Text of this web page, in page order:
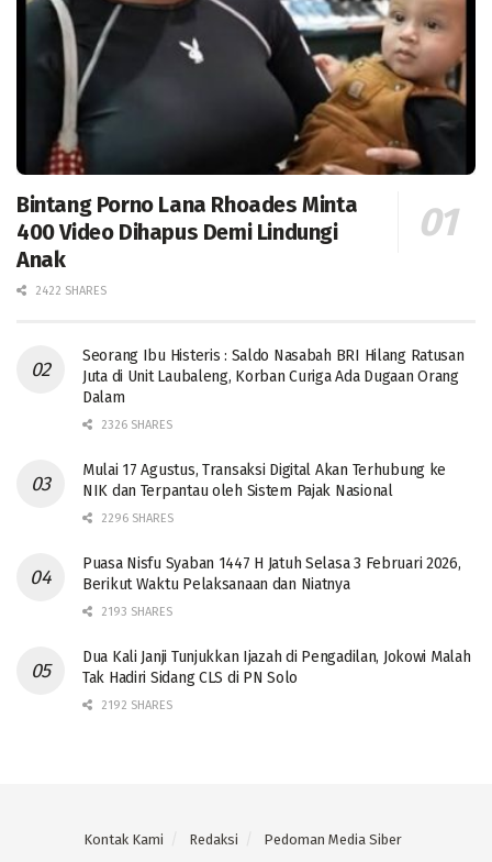
Bintang Porno Lana Rhoades Minta
400 Video Dihapus Demi Lindungi
Anak
2422 SHARES
Seorang Ibu Histeris : Saldo Nasabah BRI Hilang Ratusan
Juta di Unit Laubaleng, Korban Curiga Ada Dugaan Orang
Dalam
2326 SHARES
Mulai 17 Agustus, Transaksi Digital Akan Terhubung ke
NIK dan Terpantau oleh Sistem Pajak Nasional
2296 SHARES
Puasa Nisfu Syaban 1447 H Jatuh Selasa 3 Februari 2026,
Berikut Waktu Pelaksanaan dan Niatnya
2193 SHARES
Dua Kali Janji Tunjukkan Ijazah di Pengadilan, Jokowi Malah
Tak Hadiri Sidang CLS di PN Solo
2192 SHARES
Kontak Kami Redaksi Pedoman Media Siber